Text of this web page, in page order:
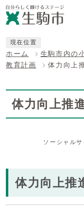
現在位置
ホーム 生駒市内の
教育計画
体力向上
体力向上推
ソーシャル
体力向上推